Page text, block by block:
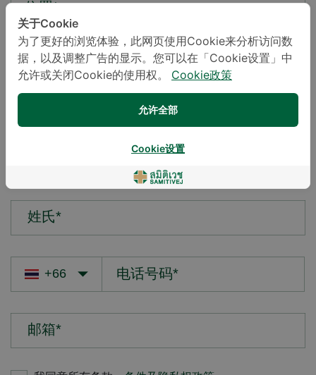
您的疑问*
姓氏*
邮箱*
关于Cookie
为了更好的浏览体验，此网页使用Cookie来分析访问数
据，以及调整广告的显示。您可以在「Cookie设置」中
允许或关闭Cookie的使用权。
Cookie政策
允许全部
Cookie设置